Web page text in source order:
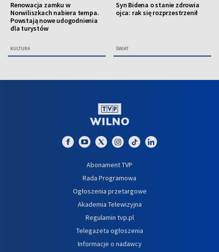
Renowacja zamku w
Norwiliszkach nabiera tempa.
Powstają nowe udogodnienia
dla turystów
KULTURA
Syn Bidena o stanie zdrowia
ojca: rak się rozprzestrzenił
ŚWIAT
Abonament TVP
Rada Programowa
Ogłoszenia przetargowe
Akademia Telewizyjna
Regulamin tvp.pl
Telegazeta ogłoszenia
Informacje o nadawcy